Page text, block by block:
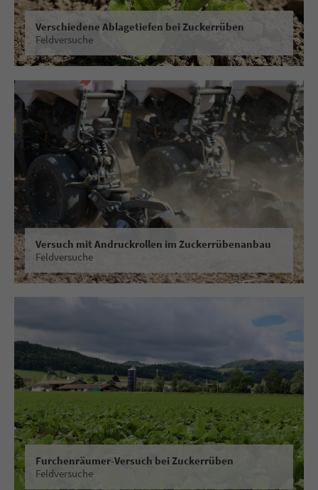
About us
Lorem ipsum dolor sit amet, consectetuer adipiscing elit.
Aenean commodo ligula eget dolor. Aenean massa. Cum
sociis natoque penatibus et magnis dis parturient montes,
nascetur ridiculus mus. Donec quam felis, ultricies nec.
Verschiedene Ablagetiefen bei Zuckerrüben
Feldversuche
Versuch mit Andruckrollen im Zuckerrübenanbau
Feldversuche
Furchenräumer-Versuch bei Zuckerrüben
Feldversuche